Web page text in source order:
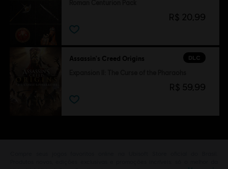
R$ 20,99
DLC
Assassin's Creed Origins
R$ 59,99